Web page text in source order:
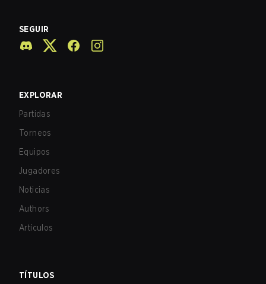
SEGUIR
EXPLORAR
Partidas
Torneos
Equipos
Jugadores
Noticias
Authors
Artículos
TÍTULOS